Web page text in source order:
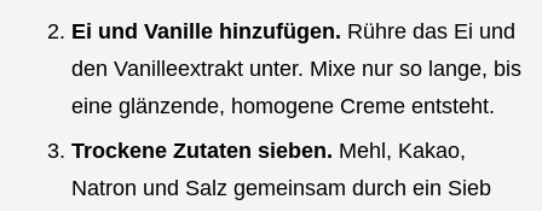
Ei und Vanille hinzufügen. Rühre das Ei und
den Vanilleextrakt unter. Mixe nur so lange, bis
eine glänzende, homogene Creme entsteht.
Trockene Zutaten sieben. Mehl, Kakao,
Natron und Salz gemeinsam durch ein Sieb